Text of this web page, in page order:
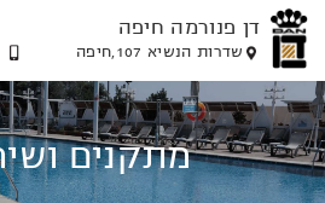
דלג
לאזור
תפריט
עליון
דלג
לאזור
הזמנת
חדר
דלג
לתוכן
המרכזי
דלג
לאזור
תפריט
תחתון
דן פנורמה חיפה
שדרות הנשיא 107,חיפה
מתקנים